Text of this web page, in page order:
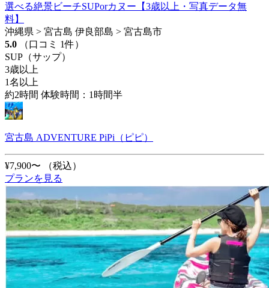
選べる絶景ビーチSUPorカヌー【3歳以上・写真データ無
料】
沖縄県 > 宮古島 伊良部島 > 宮古島市
5.0
（口コミ 1件）
SUP（サップ）
3歳以上
1名以上
約2時間 体験時間：1時間半
宮古島 ADVENTURE PiPi（ピピ）
¥7,900〜
（税込）
プランを見る